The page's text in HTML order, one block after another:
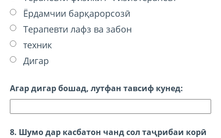
Ёрдамчии барқарорсозӣ
Терапевти лафз ва забон
техник
Дигар
Агар дигар бошад, лутфан тавсиф кунед:
8. Шумо дар касбатон чанд сол таҷрибаи корӣ